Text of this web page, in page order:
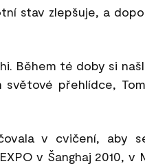
stav zlepšuje, a
Během té doby si
přehlídce,
v cvičení, aby
v Šanghaj 2010, v